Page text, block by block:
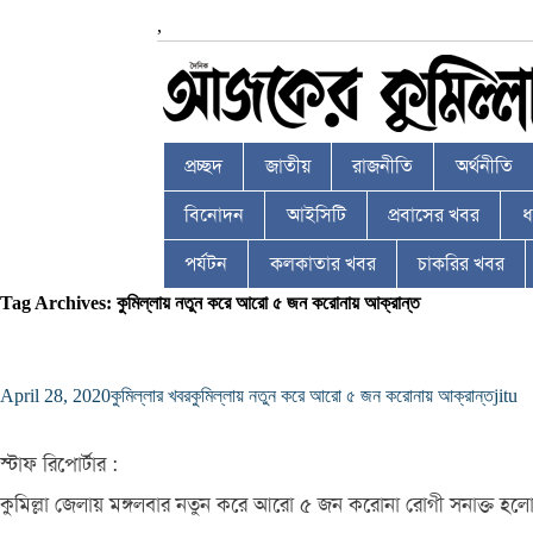
,
প্রচ্ছদ জাতীয় রাজনীতি অর্থনীতি
বিনোদন আইসিটি প্রবাসের খবর
পর্যটন কলকাতার খবর চাকরির খবর
Tag Archives: কুমিল্লায় নতুন করে আরো ৫ জন করোনায় আক্রান্ত
April 28, 2020কুমিল্লার খবরকুমিল্লায় নতুন করে আরো ৫ জন করোনায় আক্রান্তjitu
স্টাফ রিপোর্টার :
কুমিল্লা জেলায় মঙ্গলবার নতুন করে আরো ৫ জন করোনা রোগী সনাক্ত